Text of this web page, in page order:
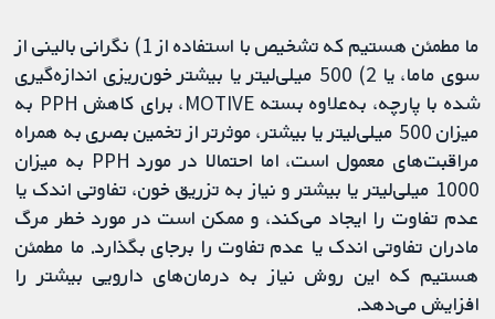
ما مطمئن هستیم که تشخیص با استفاده از 1) نگرانی بالینی از
سوی ماما، یا 2) 500 میلی‌لیتر یا بیشتر خون‌ریزی اندازه‌گیری
شده با پارچه، به‌علاوه بسته MOTIVE، برای کاهش PPH به
میزان 500 میلی‌لیتر یا بیشتر، موثرتر از تخمین بصری به همراه
مراقبت‌های معمول است، اما احتمالا در مورد PPH به میزان
1000 میلی‌لیتر یا بیشتر و نیاز به تزریق خون، تفاوتی اندک یا
عدم تفاوت را ایجاد می‌کند، و ممکن است در مورد خطر مرگ
مادران تفاوتی اندک یا عدم تفاوت را برجای بگذارد. ما مطمئن
هستیم که این روش نیاز به درمان‌های دارویی بیشتر را
افزایش می‌دهد.